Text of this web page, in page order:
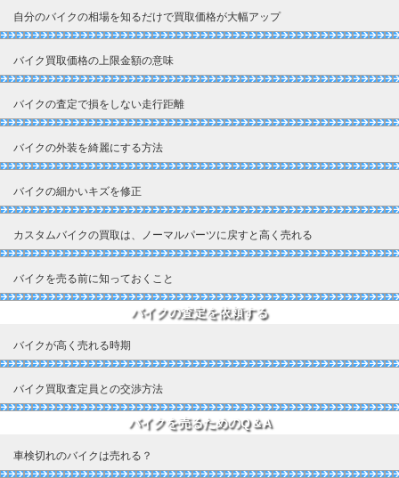
自分のバイクの相場を知るだけで買取価格が大幅アップ
バイク買取価格の上限金額の意味
バイクの査定で損をしない走行距離
バイクの外装を綺麗にする方法
バイクの細かいキズを修正
カスタムバイクの買取は、ノーマルパーツに戻すと高く売れる
バイクを売る前に知っておくこと
バイクの査定を依頼する
バイクが高く売れる時期
バイク買取査定員との交渉方法
バイクを売るためのQ＆A
車検切れのバイクは売れる？